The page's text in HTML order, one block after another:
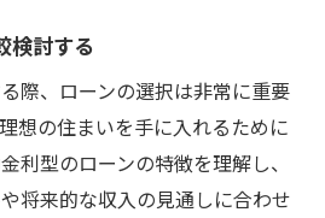
検討する
際、ローンの選択は非常に重要
想の住まいを手に入れるために
利型のローンの特徴を理解し、
将来的な収入の見通しに合わせ